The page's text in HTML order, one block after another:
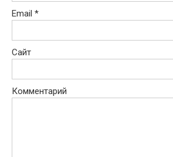
Email *
Сайт
Комментарий